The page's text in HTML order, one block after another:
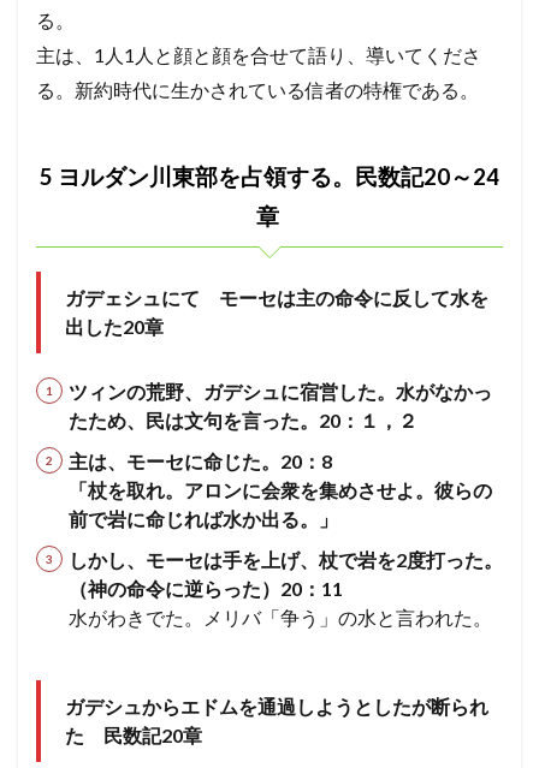
る。
主は、1人1人と顔と顔を合せて語り、導いてくださ
る。新約時代に生かされている信者の特権である。
5 ヨルダン川東部を占領する。民数記20～24
章
ガデェシュにて モーセは主の命令に反して水を
出した20章
ツィンの荒野、ガデシュに宿営した。 水がなかっ
たため、民は文句を言った。20：１，２
主は、モーセに命じた。20：8
「杖を取れ。アロンに会衆を集めさせよ。彼らの
前で岩に命じれば水か出る。」
しかし、モーセは手を上げ、杖で岩を2度打った。
（神の命令に逆らった）20：11
水がわきでた。メリバ「争う」の水と言われた。
ガデシュからエドムを通過しようとしたが断られ
た 民数記20章